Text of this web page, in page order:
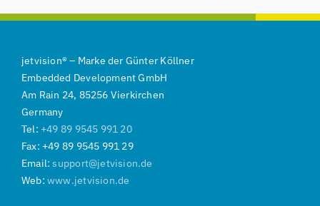
jetvision® – Marke der Günter Köllner
Embedded Development GmbH
Am Rain 24, 85256 Vierkirchen
Germany
Tel: +49 89 9545 991 20
Fax: +49 89 9545 991 29
Email:support@jetvision.de
Web:www.jetvision.de